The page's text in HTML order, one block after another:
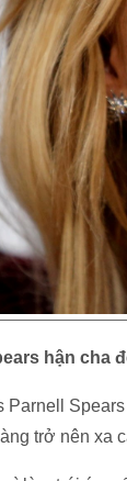
hận cha
Parnell
trở nên xa